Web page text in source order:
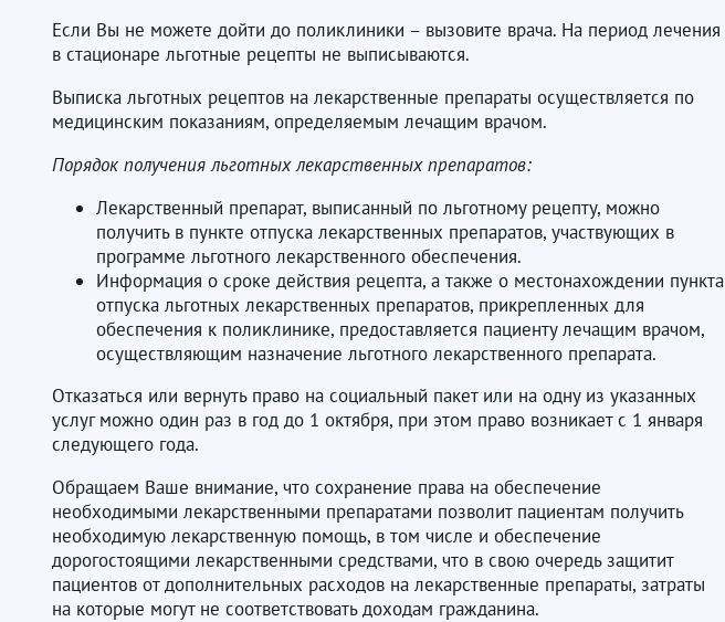
Если Вы не можете дойти до поликлиники – вызовите врача. На период лечения
в стационаре льготные рецепты не выписываются.
Выписка льготных рецептов на лекарственные препараты осуществляется по
медицинским показаниям, определяемым лечащим врачом.
Порядок получения льготных лекарственных препаратов:
Лекарственный препарат, выписанный по льготному рецепту, можно
получить в пункте отпуска лекарственных препаратов, участвующих в
программе льготного лекарственного обеспечения.
Информация о сроке действия рецепта, а также о местонахождении пункта
отпуска льготных лекарственных препаратов, прикрепленных для
обеспечения к поликлинике, предоставляется пациенту лечащим врачом,
осуществляющим назначение льготного лекарственного препарата.
Отказаться или вернуть право на социальный пакет или на одну из указанных
услуг можно один раз в год до 1 октября, при этом право возникает с 1 января
следующего года.
Обращаем Ваше внимание, что сохранение права на обеспечение
необходимыми лекарственными препаратами позволит пациентам получить
необходимую лекарственную помощь, в том числе и обеспечение
дорогостоящими лекарственными средствами, что в свою очередь защитит
пациентов от дополнительных расходов на лекарственные препараты, затраты
на которые могут не соответствовать доходам гражданина.